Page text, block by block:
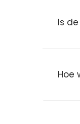
Is
Hoe